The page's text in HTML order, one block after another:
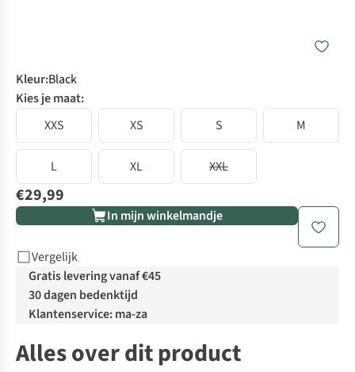
Kleur:Black
Kies je maat:
XXS
XS S M
L XL XXL
€29,99
In mijn winkelmandje
Vergelijk
Gratis levering vanaf €45
30 dagen bedenktijd
Klantenservice: ma-za
Alles over dit product